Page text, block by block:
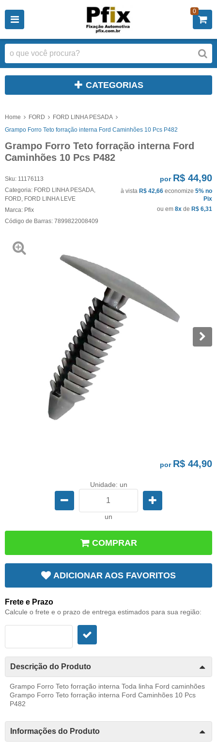
0
CATEGORIAS
Home FORD
FORD LINHA PESADA
Grampo Forro Teto forração interna Ford Caminhões 10 Pcs P482
Grampo Forro Teto forração interna Ford
Caminhões 10 Pcs P482
Sku: 11176113
Categoria: FORD LINHA PESADA
FORD FORD LINHA LEVE
Marca: Pfix
Código de Barras: 7899822008409
por R$ 44,90
à vista R$ 42,66 economize 5% no
Pix
ou em 8x de R$ 6,31
por R$ 44,90
Unidade: un
un
COMPRAR
ADICIONAR AOS FAVORITOS
Frete e Prazo
Calcule o frete e o prazo de entrega estimados para sua região:
Descrição do Produto
Grampo Forro Teto forração interna Toda linha Ford caminhões
Grampo Forro Teto forração interna Ford Caminhões 10 Pcs
P482
Informações do Produto